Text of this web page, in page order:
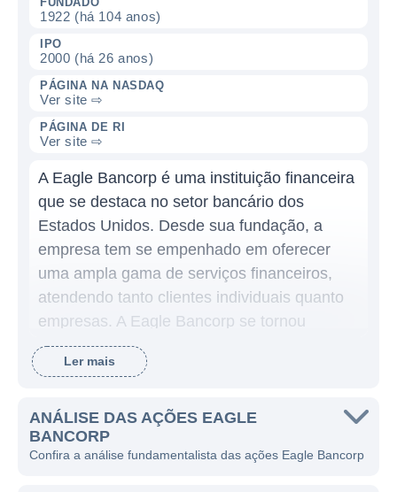
1922 (há 104 anos)
IPO
2000 (há 26 anos)
PÁGINA NA NASDAQ
Ver site ⇨
PÁGINA DE RI
Ver site ⇨
A Eagle Bancorp é uma instituição financeira
que se destaca no setor bancário dos
Estados Unidos. Desde sua fundação, a
empresa tem se empenhado em oferecer
uma ampla gama de serviços financeiros,
atendendo tanto clientes individuais quanto
empresas. A Eagle Bancorp se tornou
conhecida por suas práticas de empréstimos
conservadoras e seu compromisso com o
estreitar laços com a comunidade local.
A Eagle Bancorp desempenha funções
Ler mais
ANÁLISE DAS AÇÕES EAGLE
BANCORP
Confira a análise fundamentalista das ações Eagle Bancorp